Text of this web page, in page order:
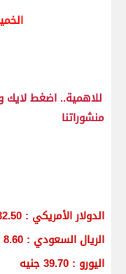
الخميس
للاهمية.. اضغط
منشوراتنا
الدولار الأمريكي : 32.50 جنيه
الريال السعودي : 8.60 جنيه
اليورو : 39.70 جنيه